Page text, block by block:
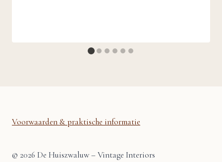
Voorwaarden & praktische informatie
© 2026 De Huiszwaluw – Vintage Interiors